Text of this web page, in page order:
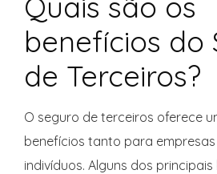
benefícios do
de Terceiros?
O seguro de terceiros oferece
benefícios tanto para
indivíduos. Alguns dos